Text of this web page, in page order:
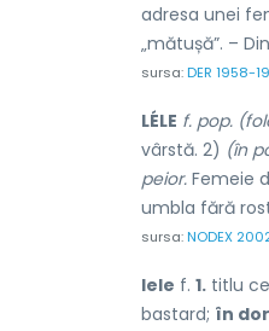
adresa unei
„mătușă”. – Din
sursa:DER 1958-
LÉLE f. pop.
vârstă. 2) (în
peior. Femeie
umbla fără
sursa:NODEX
lele f. 1. titlu
bastard; în